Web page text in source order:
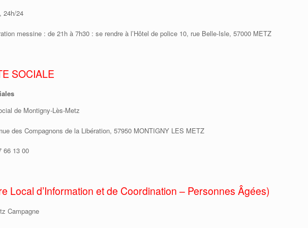
24h/24
messine : de 21h à 7h30 : se rendre à l’Hôtel de police 10, rue Belle-Isle, 57000 METZ
SOCIALE
de Montigny-Lès-Metz
des Compagnons de la Libération, 57950 MONTIGNY LES METZ
66 13 00
Local d’Information et de Coordination – Personnes Âgées)
Campagne